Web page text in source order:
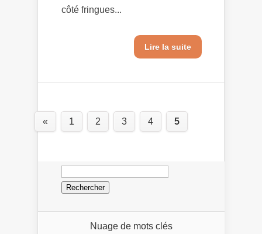
côté fringues...
Lire la suite
« 1 2 3 4 5
Rechercher :
Nuage de mots clés